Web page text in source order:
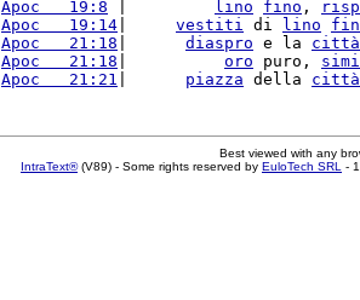
Apoc   19:8 lino fino ,
Apoc   19:14 vestiti di lino
Apoc   21:18 diaspro e la città
Apoc   21:18 oro puro,
Apoc   21:21 piazza della città
Best viewed with any
IntraText®(V89) - Some rights reserved by EuloTech SRL -